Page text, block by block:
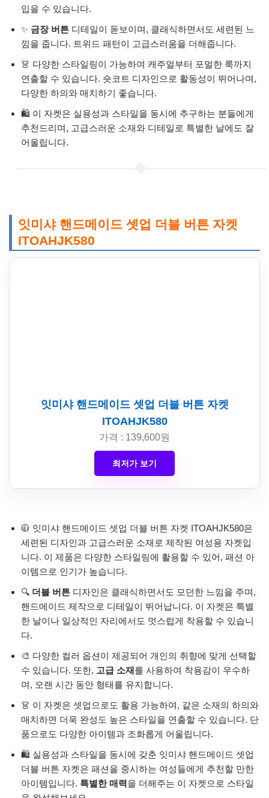
입을 수 있습니다.
✨ 금장 버튼 디테일이 돋보이며, 클래식하면서도 세련된 느
낌을 줍니다. 트위드 패턴이 고급스러움을 더해줍니다.
👗 다양한 스타일링이 가능하여 캐주얼부터 포멀한 룩까지
연출할 수 있습니다. 숏코트 디자인으로 활동성이 뛰어나며,
다양한 하의와 매치하기 좋습니다.
🛍️ 이 자켓은 실용성과 스타일을 동시에 추구하는 분들에게
추천드리며, 고급스러운 소재와 디테일로 특별한 날에도 잘
어울립니다.
잇미샤 핸드메이드 셋업 더블 버튼 자켓
ITOAHJK580
잇미샤 핸드메이드 셋업 더블 버튼 자켓
ITOAHJK580
가격 : 139,600원
최저가 보기
🧥 잇미샤 핸드메이드 셋업 더블 버튼 자켓 ITOAHJK580은
세련된 디자인과 고급스러운 소재로 제작된 여성용 자켓입
니다. 이 제품은 다양한 스타일링에 활용할 수 있어, 패션 아
이템으로 인기가 높습니다.
🔍 더블 버튼 디자인은 클래식하면서도 모던한 느낌을 주며,
핸드메이드 제작으로 디테일이 뛰어납니다. 이 자켓은 특별
한 날이나 일상적인 자리에서도 멋스럽게 착용할 수 있습니
다.
🎨 다양한 컬러 옵션이 제공되어 개인의 취향에 맞게 선택할
수 있습니다. 또한, 고급 소재를 사용하여 착용감이 우수하
며, 오랜 시간 동안 형태를 유지합니다.
👗 이 자켓은 셋업으로도 활용 가능하여, 같은 소재의 하의와
매치하면 더욱 완성도 높은 스타일을 연출할 수 있습니다. 단
품으로도 다양한 아이템과 조화롭게 어울립니다.
🛍️ 실용성과 스타일을 동시에 갖춘 잇미샤 핸드메이드 셋업
더블 버튼 자켓은 패션을 중시하는 여성들에게 추천할 만한
아이템입니다. 특별한 매력을 더해주는 이 자켓으로 스타일